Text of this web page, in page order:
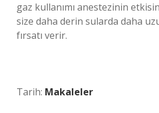
gaz kullanımı anestezinin
size daha derin sularda daha
fırsatı verir.
Tarih: Makaleler